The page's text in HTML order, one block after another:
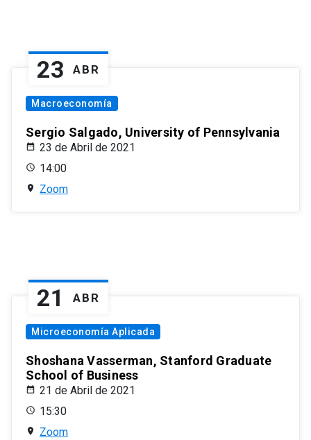
23 ABR
Macroeconomía
Sergio Salgado, University of Pennsylvania
23 de Abril de 2021
14:00
Zoom
21 ABR
Microeconomía Aplicada
Shoshana Vasserman, Stanford Graduate
School of Business
21 de Abril de 2021
15:30
Zoom